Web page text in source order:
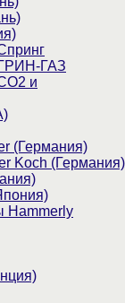
ГАЗ
и
(Германия)
Koch (Германия)
Hammerly